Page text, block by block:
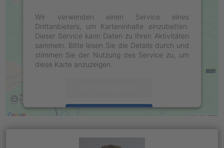
Wir verwenden einen Service eines
Drittanbieters, um Karteninhalte einzubetten.
Dieser Service kann Daten zu Ihren Aktivitäten
sammeln. Bitte lesen Sie die Details durch und
stimmen Sie der Nutzung des Service zu, um
diese Karte anzuzeigen.
Management Platform